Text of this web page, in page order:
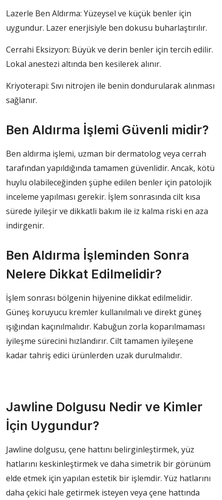
Lazerle Ben Aldırma: Yüzeysel ve küçük benler için
uygundur. Lazer enerjisiyle ben dokusu buharlaştırılır.
Cerrahi Eksizyon: Büyük ve derin benler için tercih edilir.
Lokal anestezi altında ben kesilerek alınır.
Kriyoterapi: Sıvı nitrojen ile benin dondurularak alınması
sağlanır.
Ben Aldırma İşlemi Güvenli midir?
Ben aldırma işlemi, uzman bir dermatolog veya cerrah
tarafından yapıldığında tamamen güvenlidir. Ancak, kötü
huylu olabileceğinden şüphe edilen benler için patolojik
inceleme yapılması gerekir. İşlem sonrasında cilt kısa
sürede iyileşir ve dikkatli bakım ile iz kalma riski en aza
indirgenir.
Ben Aldırma İşleminden Sonra
Nelere Dikkat Edilmelidir?
İşlem sonrası bölgenin hijyenine dikkat edilmelidir.
Güneş koruyucu kremler kullanılmalı ve direkt güneş
ışığından kaçınılmalıdır. Kabuğun zorla koparılmaması
iyileşme sürecini hızlandırır. Cilt tamamen iyileşene
kadar tahriş edici ürünlerden uzak durulmalıdır.
Jawline Dolgusu Nedir ve Kimler
İçin Uygundur?
Jawline dolgusu, çene hattını belirginleştirmek, yüz
hatlarını keskinleştirmek ve daha simetrik bir görünüm
elde etmek için yapılan estetik bir işlemdir. Yüz hatlarını
daha çekici hale getirmek isteyen veya çene hattında